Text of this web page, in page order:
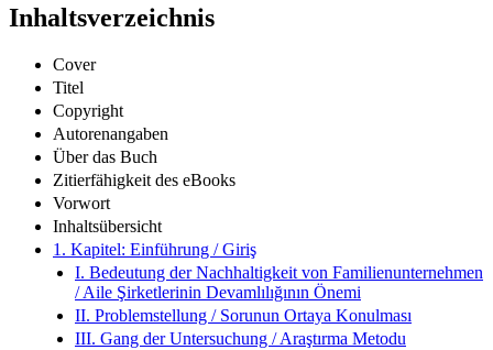
Inhaltsverzeichnis
Cover
Titel
Copyright
Autorenangaben
Über das Buch
Zitierfähigkeit des eBooks
Vorwort
Inhaltsübersicht
1. Kapitel: Einführung / Giriş
I. Bedeutung der Nachhaltigkeit von Familienunternehmen
/ Aile Şirketlerinin Devamlılığının Önemi
II. Problemstellung / Sorunun Ortaya Konulması
III. Gang der Untersuchung / Araştırma Metodu